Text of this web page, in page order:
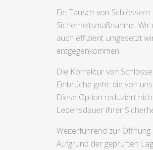
Ein Tausch von
Sicherheitsmaßnahme.
auch effizient umgesetzt
entgegenkommen.
Die Korrektur von
Einbrüche geht: die von
Diese Option reduziert
Lebensdauer Ihrer
Weiterführend zur
Aufgrund der geprüften